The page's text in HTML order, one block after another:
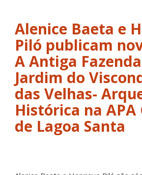
Alenice Baeta e
Piló publicam
A Antiga
Jardim do
das Velhas-
Histórica na APA
de Lagoa Santa